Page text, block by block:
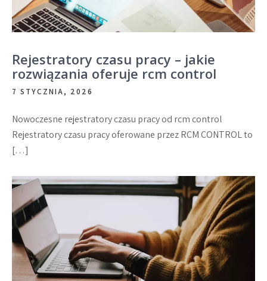
Rejestratory czasu pracy – jakie
rozwiązania oferuje rcm control
7 STYCZNIA, 2026
Nowoczesne rejestratory czasu pracy od rcm control
Rejestratory czasu pracy oferowane przez RCM CONTROL to
[…]